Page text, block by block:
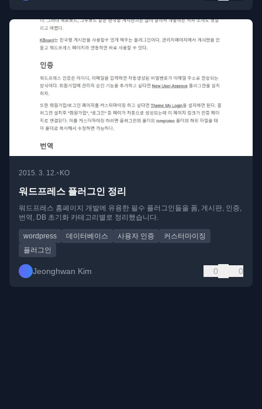
2015. 3. 12. •KO
워드프레스 플러그인 정리
워드프레스 홈페이지 개발에 유용한 필수 플러그인들을 폼, 게시판, 인증,
번역, DB 초기화 카테고리별로 정리했습니다.
wordpress 데이터베이스 사용자 인증
커스터마이징
플러그인
Jeonghwan Kim 0 0